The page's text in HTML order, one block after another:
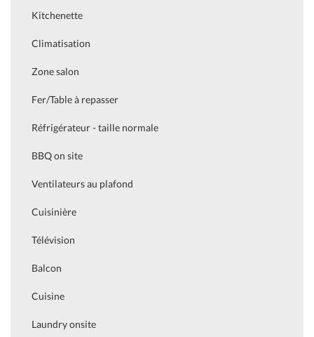
Kitchenette
Climatisation
Zone salon
Fer/Table à repasser
Réfrigérateur - taille normale
BBQ on site
Ventilateurs au plafond
Cuisinière
Télévision
Balcon
Cuisine
Laundry onsite